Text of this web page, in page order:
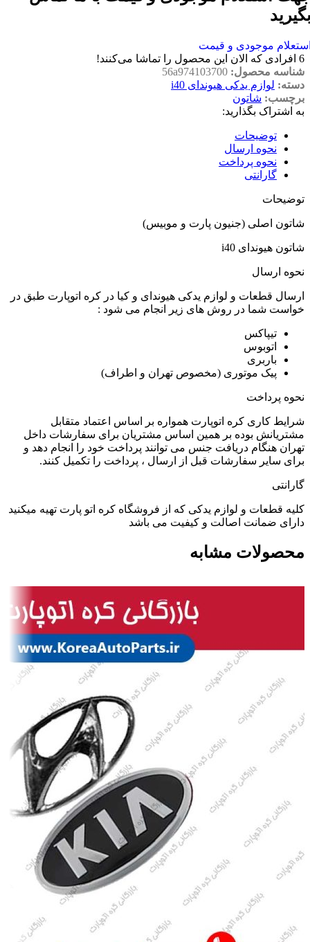
موجودی و قیمت
6 افرادی که الان این محصول را تماشا می‌کنند!
شناسه محصول: 56a974103700
دسته: لوازم یدکی هیوندای i40
برچسب: شاتون
به اشتراک بگذارید:
توضیحات
نحوه ارسال
نحوه پرداخت
گارانتی
توضیحات
شاتون اصلی (جنیون پارت و موبیس)
شاتون هیوندای i40
نحوه ارسال
ارسال قطعات و لوازم یدکی هیوندای و کیا در کره اتوپارت طبق در
خواست شما در روش های زیر انجام می شود :
تیپاکس
اتوبوس
باربری
پیک موتوری (مخصوص تهران و اطراف)
نحوه پرداخت
شرایط کاری کره اتوپارت همواره بر اساس اعتماد متقابل
مشتریانش بوده بر همین اساس مشتریان برای سفارشات داخل
تهران هنگام دریافت جنس می توانند پرداخت خود را انجام دهد و
برای سایر سفارشات قبل از ارسال ، پرداخت را تکمیل کنند.
گارانتی
کلیه قطعات و لوازم یدکی که از فروشگاه کره اتو پارت تهیه میکنید
دارای ضمانت اصالت و کیفیت می باشد
محصولات مشابه